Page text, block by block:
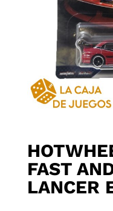
FAST
LANCER